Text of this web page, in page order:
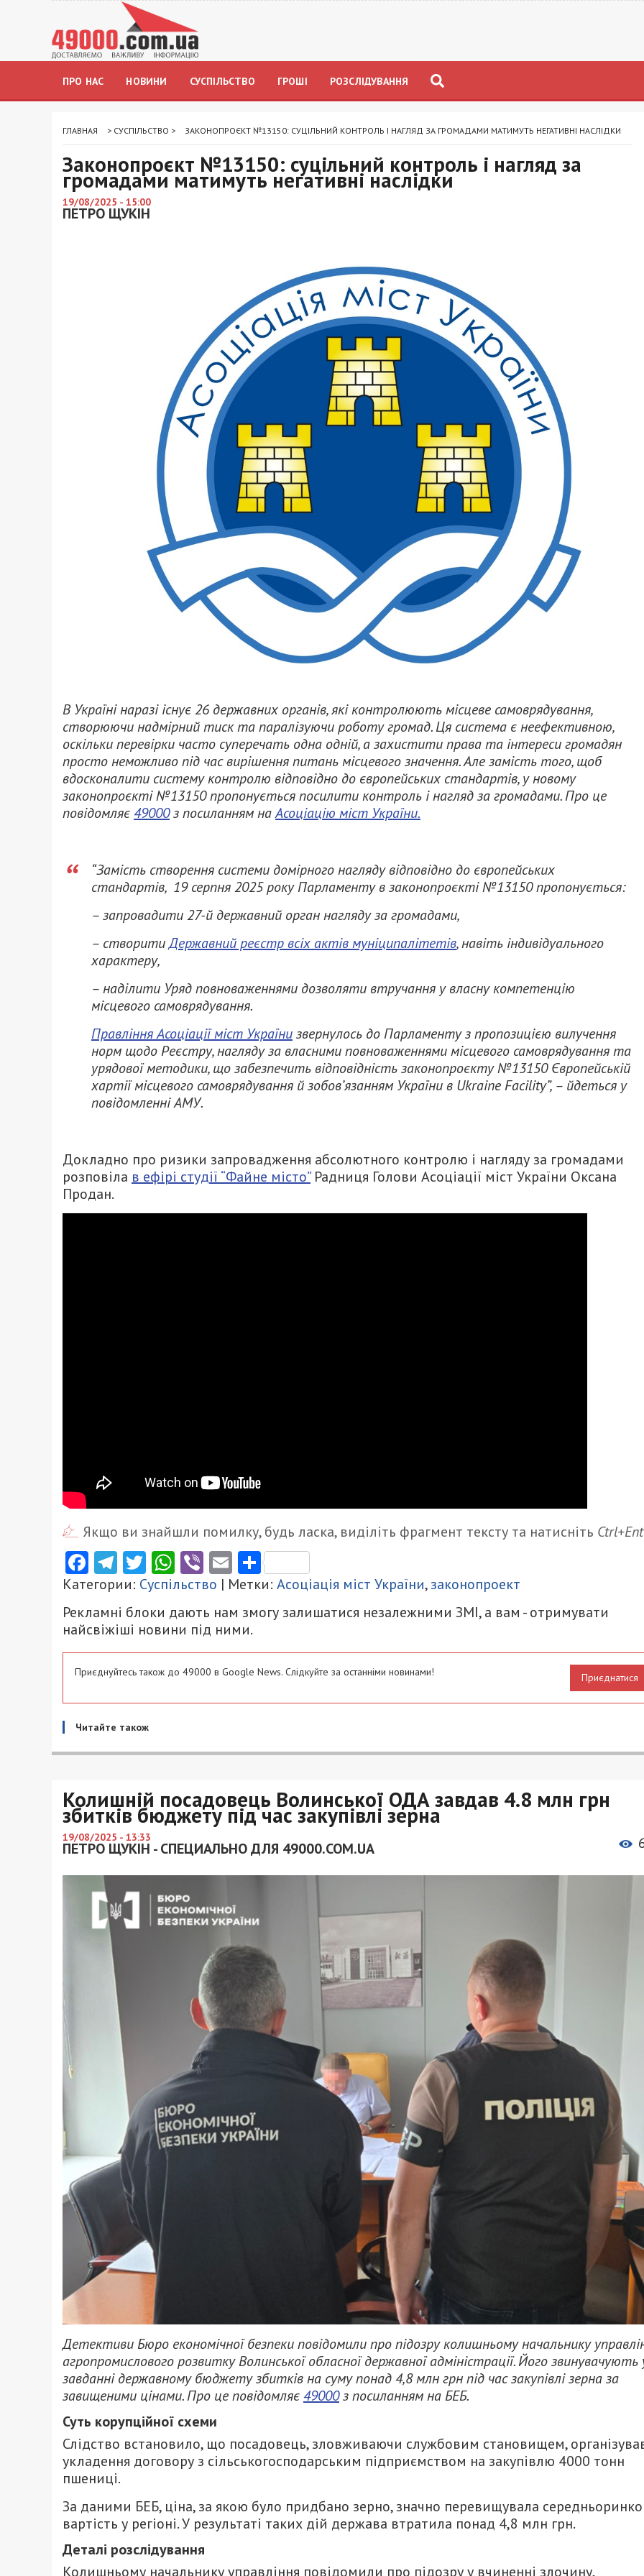
ПРО НАС НОВИНИ СУСПІЛЬСТВО ГРОШІ РОЗСЛІДУВАННЯ
ГЛАВНАЯ > СУСПІЛЬСТВО > ЗАКОНОПРОЄКТ №13150: СУЦІЛЬНИЙ КОНТРОЛЬ І НАГЛЯД ЗА ГРОМАДАМИ МАТИМУТЬ НЕГАТИВНІ НАСЛІДКИ
Законопроєкт №13150: суцільний контроль і нагляд за
громадами матимуть негативні наслідки
19/08/2025 - 15:00
ПЕТРО ЩУКІН
В Україні наразі існує 26 державних органів, які контролюють місцеве самоврядування,
створюючи надмірний тиск та паралізуючи роботу громад. Ця система є неефективною,
оскільки перевірки часто суперечать одна одній, а захистити права та інтереси громадян
просто неможливо під час вирішення питань місцевого значення. Але замість того, щоб
вдосконалити систему контролю відповідно до європейських стандартів, у новому
законопроєкті №13150 пропонується посилити контроль і нагляд за громадами. Про це
повідомляє49000з посиланням наАсоціацію міст України.
“Замість створення системи домірного нагляду відповідно до європейських
стандартів, 19 серпня 2025 року Парламенту в законопроєкті №13150 пропонується:
– запровадити 27-й державний орган нагляду за громадами,
– створитиДержавний реєстр всіх актів муніципалітетів, навіть індивідуального
характеру,
– наділити Уряд повноваженнями дозволяти втручання у власну компетенцію
місцевого самоврядування.
Правління Асоціації міст Українизвернулось до Парламенту з пропозицією вилучення
норм щодо Реєстру, нагляду за власними повноваженнями місцевого самоврядування та
урядової методики, що забезпечить відповідність законопроєкту №13150 Європейській
хартії місцевого самоврядування й зобов’язанням України в Ukraine Facility”, – йдеться у
повідомленні АМУ.
Докладно про ризики запровадження абсолютного контролю і нагляду за громадами
розповіла в ефірі студії “Файне місто”Радниця Голови Асоціації міст України Оксана
Продан.
Якщо ви знайшли помилку, будь ласка, виділіть фрагмент тексту та натисніть
Facebook
Telegram
Twitter
WhatsApp
ViberEmailПоділитися
Категории: Суспільство | Метки: Асоціація міст України,законопроект
Рекламні блоки дають нам змогу залишатися незалежними ЗМІ, а вам - отримувати
найсвіжіші новини під ними.
Приєднуйтесь також до 49000 в Google News. Слідкуйте за останніми новинами! Приєднатися
Читайте також
Колишній посадовець Волинської ОДА завдав 4.8 млн грн
збитків бюджету під час закупівлі зерна
19/08/2025 - 13:33
ПЕТРО ЩУКІН - СПЕЦИАЛЬНО ДЛЯ 49000.COM.UA
Детективи Бюро економічної безпеки повідомили про підозру колишньому начальнику
агропромислового розвитку Волинської обласної державної адміністрації. Його звинувачують
завданні державному бюджету збитків на суму понад 4,8 млн грн під час закупівлі зерна за
завищеними цінами. Про це повідомляє49000з посиланням на БЕБ.
Суть корупційної схеми
Слідство встановило, що посадовець, зловживаючи службовим становищем,
укладення договору з сільськогосподарським підприємством на закупівлю 4000 тонн
пшениці.
За даними БЕБ, ціна, за якою було придбано зерно, значно перевищувала
вартість у регіоні. У результаті таких дій держава втратила понад 4,8 млн грн.
Деталі розслідування
Колишньому начальнику управління повідомили про підозру у вчиненні злочину,